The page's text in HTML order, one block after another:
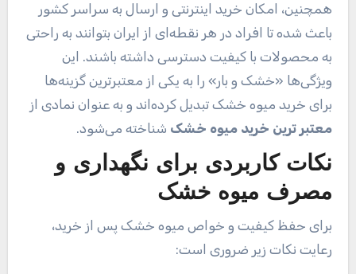
همچنین، امکان خرید اینترنتی و ارسال به سراسر کشور
باعث شده تا افراد در هر نقطه‌ای از ایران بتوانند به راحتی
به محصولات با کیفیت دسترسی داشته باشند. این
ویژگی‌ها «خشک و بار» را به یکی از معتبرترین گزینه‌ها
برای خرید میوه خشک تبدیل کرده‌اند و به عنوان نمادی از
معتبر ترین خرید میوه خشک شناخته می‌شود.
نکات کاربردی برای نگهداری و
مصرف میوه خشک
برای حفظ کیفیت و خواص میوه خشک پس از خرید،
رعایت نکات زیر ضروری است: